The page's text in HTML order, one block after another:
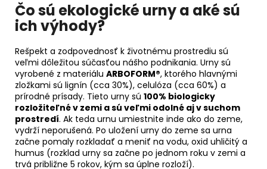
Čo sú ekologické urny a aké sú
ich výhody?
Rešpekt a zodpovednosť k životnému prostrediu sú
veľmi dôležitou súčasťou nášho podnikania. Urny sú
vyrobené z materiálu ARBOFORM®, ktorého hlavnými
zložkami sú lignín (cca 30%), celulóza (cca 60%) a
prírodné prísady. Tieto urny sú 100% biologicky
rozložiteľné v zemi a sú veľmi odolné aj v suchom
prostredí. Ak teda urnu umiestnite inde ako do zeme,
vydrží neporušená. Po uložení urny do zeme sa urna
začne pomaly rozkladať a meniť na vodu, oxid uhličitý a
humus (rozklad urny sa začne po jednom roku v zemi a
trvá približne 5 rokov, kým sa úplne rozloží).